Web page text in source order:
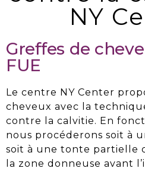
NY
Greffes de
FUE
Le centre NY Center
cheveux avec la
contre la calvitie. En
nous procéderons soit à
soit à une tonte partielle
la zone donneuse avant